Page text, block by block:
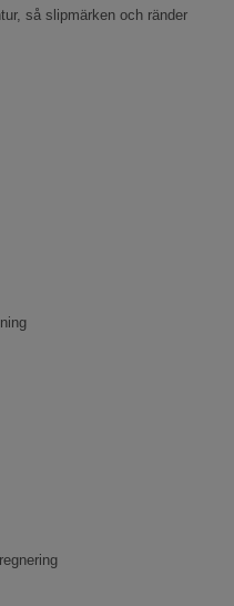
så slipmärken och ränder